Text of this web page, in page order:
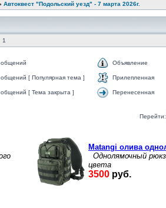
Автоквест "Подольский уезд" - 7 марта 2026г.
1
Объявление
[ Популярная тема ] Прилепленная
[ Тема закрыта ] Перенесенная
Перейти: